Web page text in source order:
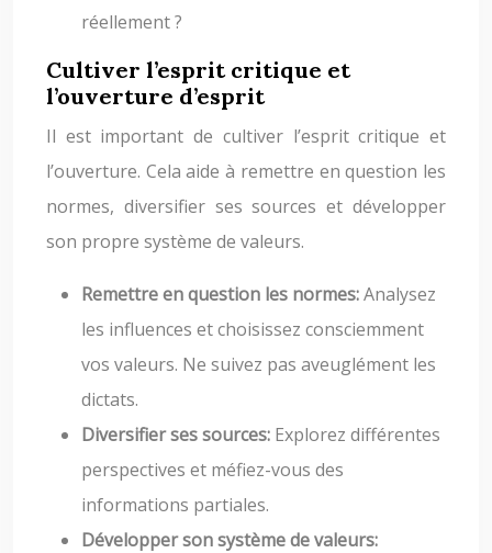
réellement ?
Cultiver l’esprit critique et
l’ouverture d’esprit
Il est important de cultiver l’esprit critique et
l’ouverture. Cela aide à remettre en question les
normes, diversifier ses sources et développer
son propre système de valeurs.
Remettre en question les normes:Analysez
les influences et choisissez consciemment
vos valeurs. Ne suivez pas aveuglément les
dictats.
Diversifier ses sources: Explorez différentes
perspectives et méfiez-vous des
informations partiales.
Développer son système de valeurs: